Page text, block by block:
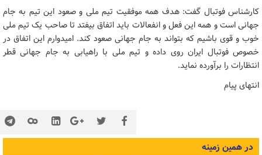
کارشناس فوتبال گفت: هدف همه موفقیت تیم ملی و صعود این تیم به جام
جهانی است و همه این فعل و انفعالات باید اتفاق بیفتد تا صاحب یک تیم ملی
خوب و قوی باشیم که بتواند به جام جهانی صعود کند. امیدوارم این اتفاق در
خصوص فوتبال ایران روی داده و تیم ملی با راهیابی به جام جهانی قطر
انتظارات را برآورده نماید.
انتهای پیام
در همین زمینه